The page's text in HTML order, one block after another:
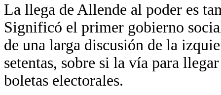
La llega de Allende al poder es
Significó el primer gobierno
de una larga discusión de la
setentas, sobre si la vía para
boletas electorales.